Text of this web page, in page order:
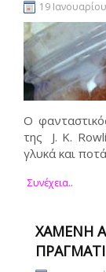
19
Ο
της J. K.
γλυκά και
Συνέχεια..
ΧΑΜΈΝΗ